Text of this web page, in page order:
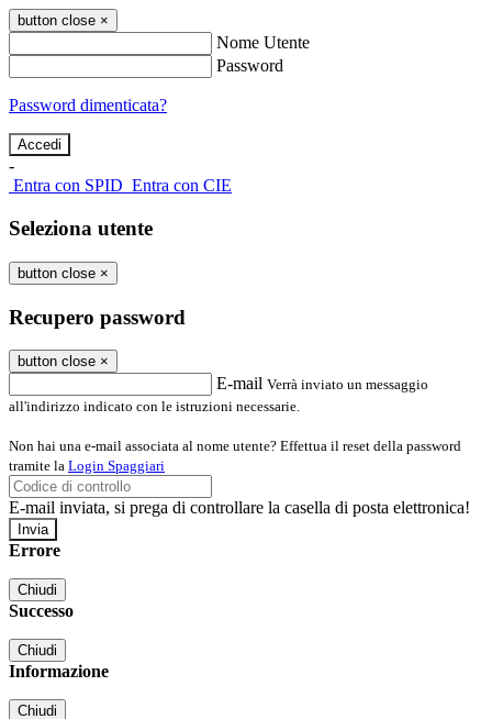
button close ×
Nome Utente
Password
Password dimenticata?
-
Entra con SPID Entra con CIE
Seleziona utente
button close ×
Recupero password
button close ×
E-mail Verrà inviato un messaggio
all'indirizzo indicato con le istruzioni necessarie.
Non hai una e-mail associata al nome utente? Effettua il reset della password
tramite la Login Spaggiari
E-mail inviata, si prega di controllare la casella di posta elettronica!
Errore
Chiudi
Successo
Chiudi
Informazione
Chiudi